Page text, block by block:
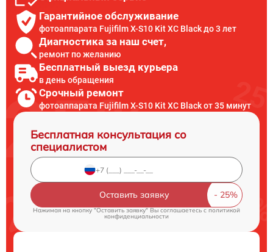
Гарантийное обслуживание
фотоаппарата Fujifilm X-S10 Kit XC Black до 3 лет
Диагностика за наш счет,
ремонт по желанию
Бесплатный выезд курьера
в день обращения
Срочный ремонт
фотоаппарата Fujifilm X-S10 Kit XC Black от 35 минут
Бесплатная консультация со
специалистом
Оставить заявку
Нажимая на кнопку "Оставить заявку" Вы соглашаетесь c политикой
конфиденциальности